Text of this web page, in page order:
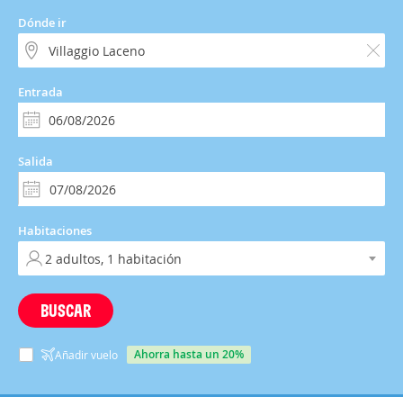
Dónde ir
Entrada
Salida
Habitaciones
BUSCAR
Añadir vuelo ahorra hasta un 20%